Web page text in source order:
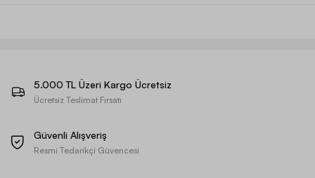
5.000 TL Üzeri Kargo Ücretsiz
Ücretsiz Teslimat Fırsatı
Güvenli Alışveriş
Resmi Tedarikçi Güvencesi